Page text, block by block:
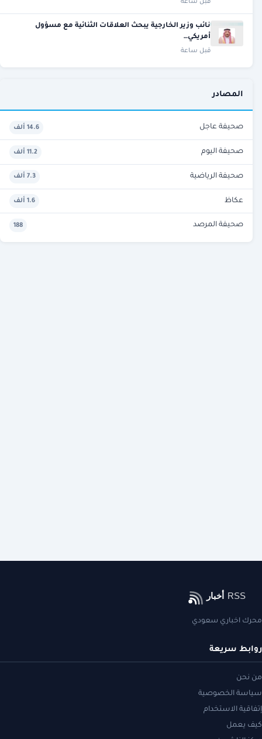
قبل ساعة
نائب وزير الخارجية يبحث العلاقات الثنائية مع مسؤول
أمريكي…
قبل ساعة
المصادر
صحيفة عاجل 14.6 ألف
صحيفة اليوم 11.2 ألف
صحيفة الرياضية 7.3 ألف
عكاظ 1.6 ألف
صحيفة المرصد 188
محرك اخباري سعودي
روابط سريعة
من نحن
سياسة الخصوصية
إتفاقية الاستخدام
كيف يعمل